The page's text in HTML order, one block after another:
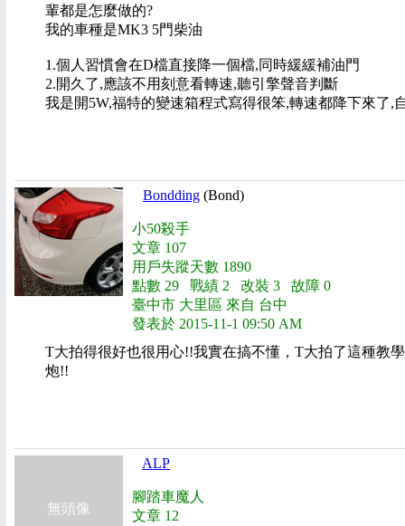
輩都是怎麼做的?
我的車種是MK3 5門柴油
1.個人習慣會在D檔直接降一個檔,同時緩緩補油門
2.開久了,應該不用刻意看轉速,聽引擎聲音判斷
我是開5W,福特的變速箱程式寫得很笨,轉速都降下來了,
Bondding (Bond)
小50殺手
文章 107
用戶失蹤天數 1890
點數 29 戰績 2 改裝 3 故障 0
臺中市 大里區 來自 台中
發表於 2015-11-1 09:50 AM
T大拍得很好也很用心!!我實在搞不懂，T大拍了這種教
炮!!
無頭像
ALP
腳踏車魔人
文章 12